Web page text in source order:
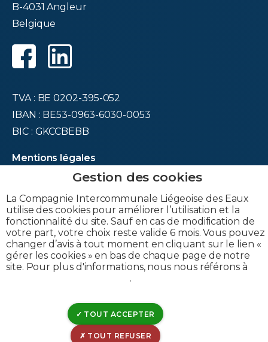
B-4031 Angleur
Belgique
TVA : BE 0202-395-052
IBAN : BE53-0963-6030-0053
BIC : GKCCBEBB
Mentions légales
Déclaration de confidentialité
Politique de divulgation
Déclaration de cookies
Gérer les cookies
Gestion de matomo
La Compagnie Intercommunale Liégeoise des Eaux
utilise des cookies pour améliorer l’utilisation et la
fonctionnalité du site. Sauf en cas de modification de
votre part, votre choix reste valide 6 mois. Vous pouvez
changer d’avis à tout moment en cliquant sur le lien «
gérer les cookies » en bas de chaque page de notre
site. Pour plus d'informations, nous nous référons à
.
TOUT ACCEPTER
TOUT REFUSER